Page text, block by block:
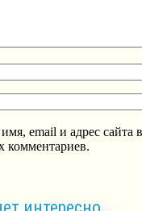
email и адрес сайта
комментариев.